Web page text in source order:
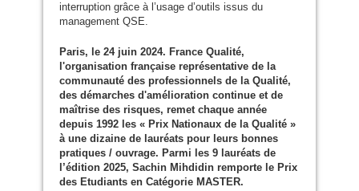
interruption grâce à l’usage d’outils issus du
management QSE.
Paris, le 24 juin 2024. France Qualité,
l'organisation française représentative de la
communauté des professionnels de la Qualité,
des démarches d'amélioration continue et de
maîtrise des risques, remet chaque année
depuis 1992 les « Prix Nationaux de la Qualité »
à une dizaine de lauréats pour leurs bonnes
pratiques / ouvrage. Parmi les 9 lauréats de
l’édition 2025, Sachin Mihdidin remporte le Prix
des Etudiants en Catégorie MASTER.